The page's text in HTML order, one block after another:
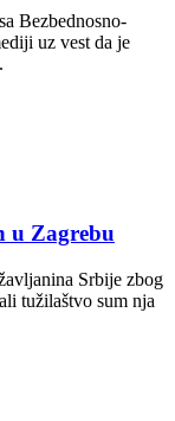
Bezbednosno-
uz vest da je
u Zagrebu
Srbije zbog
tužilaštvo sum nja